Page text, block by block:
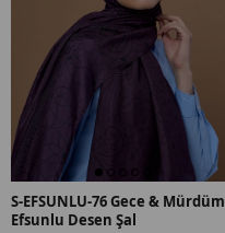
S-EFSUNLU-76 Gece & Mürdüm
Efsunlu Desen Şal